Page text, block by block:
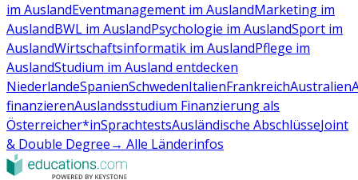
im AuslandEventmanagement im AuslandMarketing im
AuslandBWL im AuslandPsychologie im AuslandSport im
AuslandWirtschaftsinformatik im AuslandPflege im
AuslandStudium im Ausland entdecken
NiederlandeSpanienSchwedenItalienFrankreichAustralien
finanzierenAuslandsstudium Finanzierung als
Österreicher*inSprachtestsAusländische AbschlüsseJoint
& Double Degree→ Alle Länderinfos